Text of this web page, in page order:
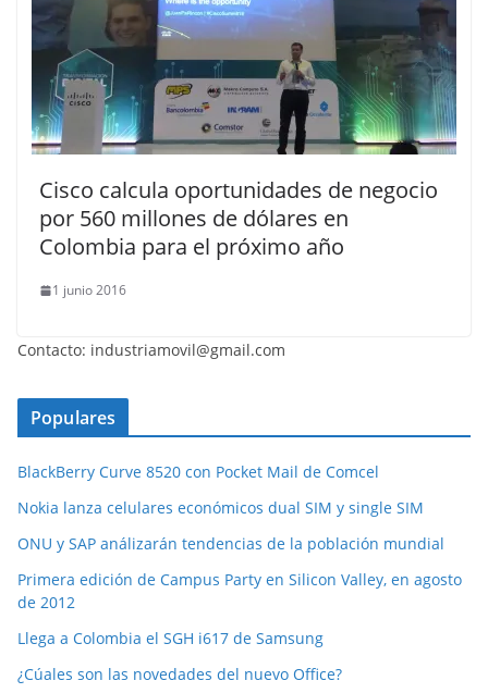
Cisco calcula oportunidades de negocio
por 560 millones de dólares en
Colombia para el próximo año
1 junio 2016
Contacto: industriamovil@gmail.com
Populares
BlackBerry Curve 8520 con Pocket Mail de Comcel
Nokia lanza celulares económicos dual SIM y single SIM
ONU y SAP análizarán tendencias de la población mundial
Primera edición de Campus Party en Silicon Valley, en agosto
de 2012
Llega a Colombia el SGH i617 de Samsung
¿Cúales son las novedades del nuevo Office?